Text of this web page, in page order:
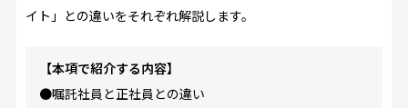
イト」との違いをそれぞれ解説します。
【本項で紹介する内容】
●嘱託社員と正社員との違い